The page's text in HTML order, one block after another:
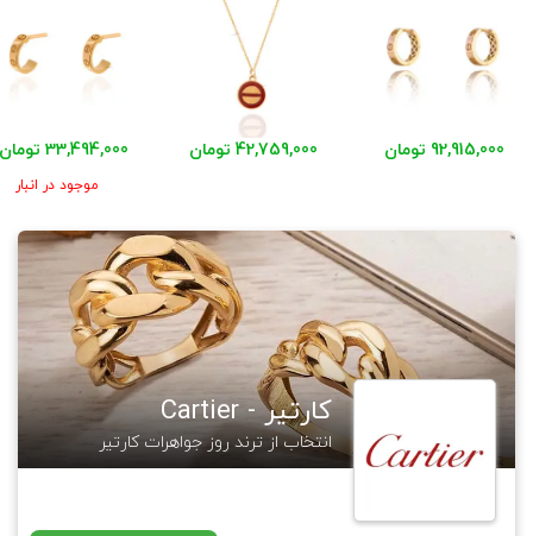
92,915,000 تومان 42,759,000 تومان 33,494,000 تومان
موجود در انبار
کارتیر - Cartier
انتخاب از ترند روز جواهرات کارتیر